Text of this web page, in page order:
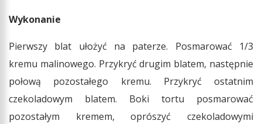
Wykonanie
Pierwszy blat ułożyć na paterze. Posmarować 1/3
kremu malinowego. Przykryć drugim blatem, następnie
połową pozostałego kremu. Przykryć ostatnim
czekoladowym blatem. Boki tortu posmarować
pozostałym kremem, oprószyć czekoladowymi